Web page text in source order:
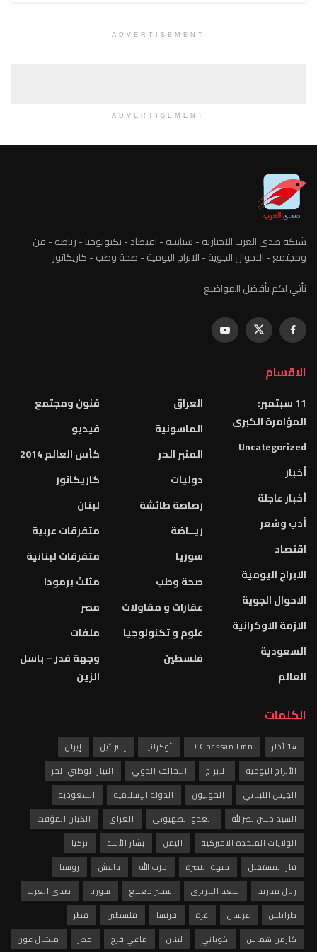
ADVERTISEMENT
ADVERTISEMENT
شبكة صدى العرب الاخبارية - سياسة - اقتصاد - تكنولوجيا - رياضة - فن
ومجتمع - الاحوال الجوية - الابراج اليومية - صحة وطب - كاريكاتور
نأتي لكم بأفضل المواضيع
الاقسام
11 سبتمبر:
المؤامرة الكبرى
Uncategorized
أخبار
أخبار عاجلة
أدب وشعر
اقتصاد
الابراج اليومية
الاحوال الجوية
الازمة الاوكرانية
السعودية
العالم
العراق
الماسونية
المنبر الحر
دوليات
رصاصة طائشة
ريــاضة
سوريا
صحة وطب
عقارات و مقاولات
علوم و تكنولوجيا
فلسطين
فنون ومجتمع
فيديو
كأس العالم 2014
كاريكاتور
لبنان
متفرقات عربية
متفرقات لبنانية
مثلث برمودا
مصر
ملفات
وجهة قدر – باسل
الزين
الكلمات
14 آذار D Ghassan Lmn أوكرانيا إسرائيل
إيران
الأبراج اليومية
الابراج التحالف الدولي
التيار الوطني الحر
الجيش اللبناني
الحوثيون الدولة الإسلامية
السعودية
السيد حسن نصرالله
العدو الصهيوني العراق
الكيان المؤقت
الولايات المتحدة الاميركية
اليمن بشار الأسد
تركيا
تيار المستقبل
جبهة النصرة حزب الله داعش
روسيا
ريال مدريد
سعد الحريري سمير جعجع سوريا
صدى العرب
طرابلس
عرسال غزة فرنسا فلسطين
قطر
كارمن شماس
كوباني لبنان ماغي فرح مصر ميشال عون